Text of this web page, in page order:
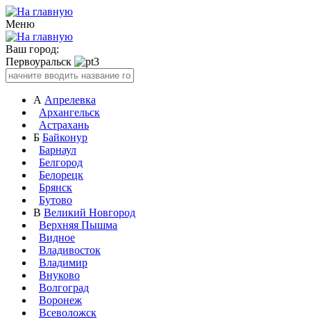
Меню
Ваш город:
Первоуральск
А Апрелевка
Архангельск
Астрахань
Б Байконур
Барнаул
Белгород
Белорецк
Брянск
Бутово
В Великий Новгород
Верхняя Пышма
Видное
Владивосток
Владимир
Внуково
Волгоград
Воронеж
Всеволожск